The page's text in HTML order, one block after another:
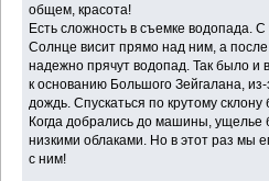
общем, красота!
Есть сложность в съемке водопада.
Солнце висит прямо над ним, а
надежно прячут водопад. Так было и
к основанию Большого Зейгалана,
дождь. Спускаться по крутому
Когда добрались до машины, ущелье
низкими облаками. Но в этот раз мы
с ним!